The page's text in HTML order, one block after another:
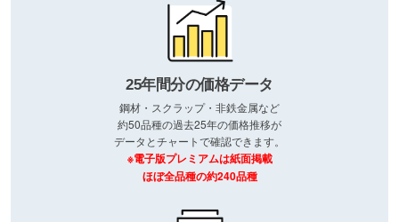
25年間分の価格データ
鋼材・スクラップ・非鉄金属など
約50品種の過去25年の価格推移が
データとチャートで確認できます。
※電子版プレミアムは紙面掲載
ほぼ全品種の約240品種